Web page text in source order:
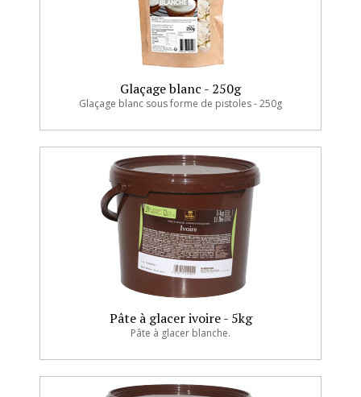
Glaçage blanc - 250g
Glaçage blanc sous forme de pistoles - 250g
Pâte à glacer ivoire - 5kg
Pâte à glacer blanche.